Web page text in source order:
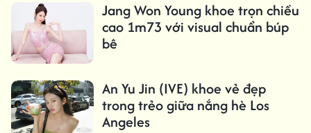
Jang Won Young khoe trọn chiều
cao 1m73 với visual chuẩn búp
bê
An Yu Jin (IVE) khoe vẻ đẹp
trong trẻo giữa nắng hè Los
Angeles